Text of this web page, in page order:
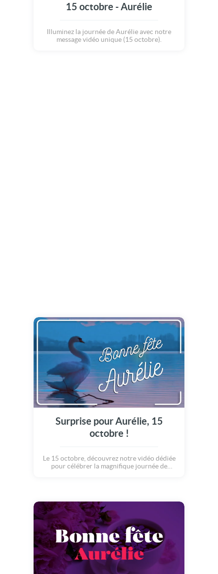
15 octobre - Aurélie
Illuminez la journée de Aurélie avec notre
message vidéo unique (15 octobre).
Surprise pour Aurélie, 15
octobre !
Le 15 octobre, découvrez notre vidéo dédiée
pour célébrer la magnifique journée de